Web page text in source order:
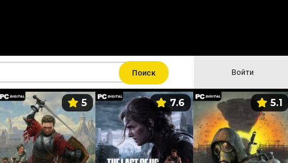
Поиск Войти
5 7.6 5.1